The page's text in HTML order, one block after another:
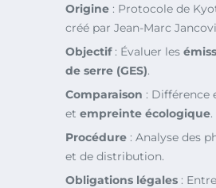
Origine : Protocole de
créé par Jean-Marc
Objectif: Évaluer les
de serre (GES).
Comparaison : Différence
et empreinte écologique.
Procédure : Analyse des
et de distribution.
Obligations légales :